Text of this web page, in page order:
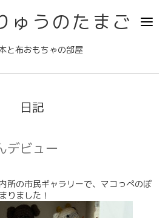
ゅうのたまご
と布おもちゃの部屋
日記
デビュー
所の市民ギャラリーで、マコっぺのぽ
りました！